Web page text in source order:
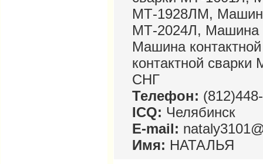
МТ-1928ЛМ,
МТ-2024Л, Машина
Машина
контактной
СНГ
Телефон:
ICQ: Челябинск
E-mail:
Имя: НАТАЛЬЯ